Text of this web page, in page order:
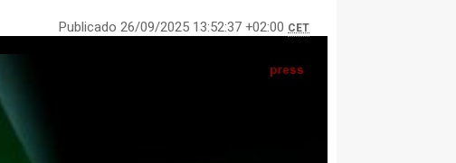
Publicado 26/09/2025 13:52:37 +02:00 CET